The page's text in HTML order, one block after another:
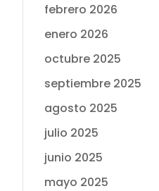
febrero 2026
enero 2026
octubre 2025
septiembre 2025
agosto 2025
julio 2025
junio 2025
mayo 2025